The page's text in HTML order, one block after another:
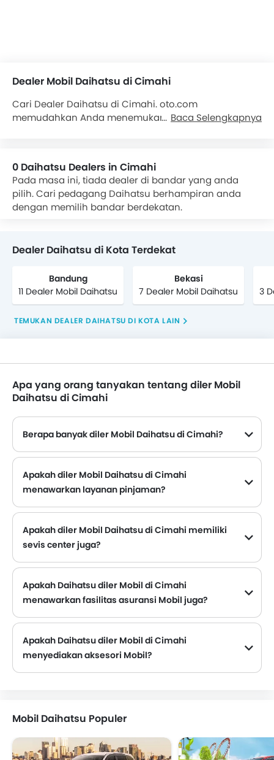
Dealer Mobil Daihatsu di Cimahi
Cari Dealer Daihatsu di Cimahi. oto.com
memudahkan Anda menemukan dealer resmi
untuk kenyamanan Anda. Detail yang tersedia. Pilihan
mobil Daihatsu yang populer antara lain . Hubungi
Dealer Daihatsu untuk tukar tambah mobil lama
Anda, pembelian tunai atauKredit Mobil
Baca Selengkapnya
0 Daihatsu Dealers in Cimahi
Pada masa ini, tiada dealer di bandar yang anda
pilih. Cari pedagang Daihatsu berhampiran anda
dengan memilih bandar berdekatan.
Dealer Daihatsu di Kota Terdekat
Bandung
11 Dealer Mobil Daihatsu
Bekasi
7 Dealer Mobil Daihatsu
3
TEMUKAN DEALER DAIHATSU DI KOTA LAIN
Apa yang orang tanyakan tentang diler Mobil
Daihatsu di Cimahi
Berapa banyak diler Mobil Daihatsu di Cimahi?
Apakah diler Mobil Daihatsu di Cimahi
menawarkan layanan pinjaman?
Apakah diler Mobil Daihatsu di Cimahi memiliki
sevis center juga?
Apakah Daihatsu diler Mobil di Cimahi
menawarkan fasilitas asuransi Mobil juga?
Apakah Daihatsu diler Mobil di Cimahi
menyediakan aksesori Mobil?
Mobil Daihatsu Populer